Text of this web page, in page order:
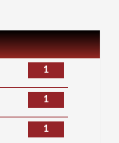
1
1
1